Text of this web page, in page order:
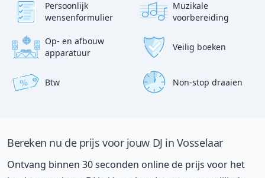
Persoonlijk
wensenformulier
Muzikale
voorbereiding
Op- en afbouw
apparatuur
Veilig boeken
% Btw Non-stop draaien
Bereken nu de prijs voor jouw DJ in Vosselaar
Ontvang binnen 30 seconden online de prijs voor het